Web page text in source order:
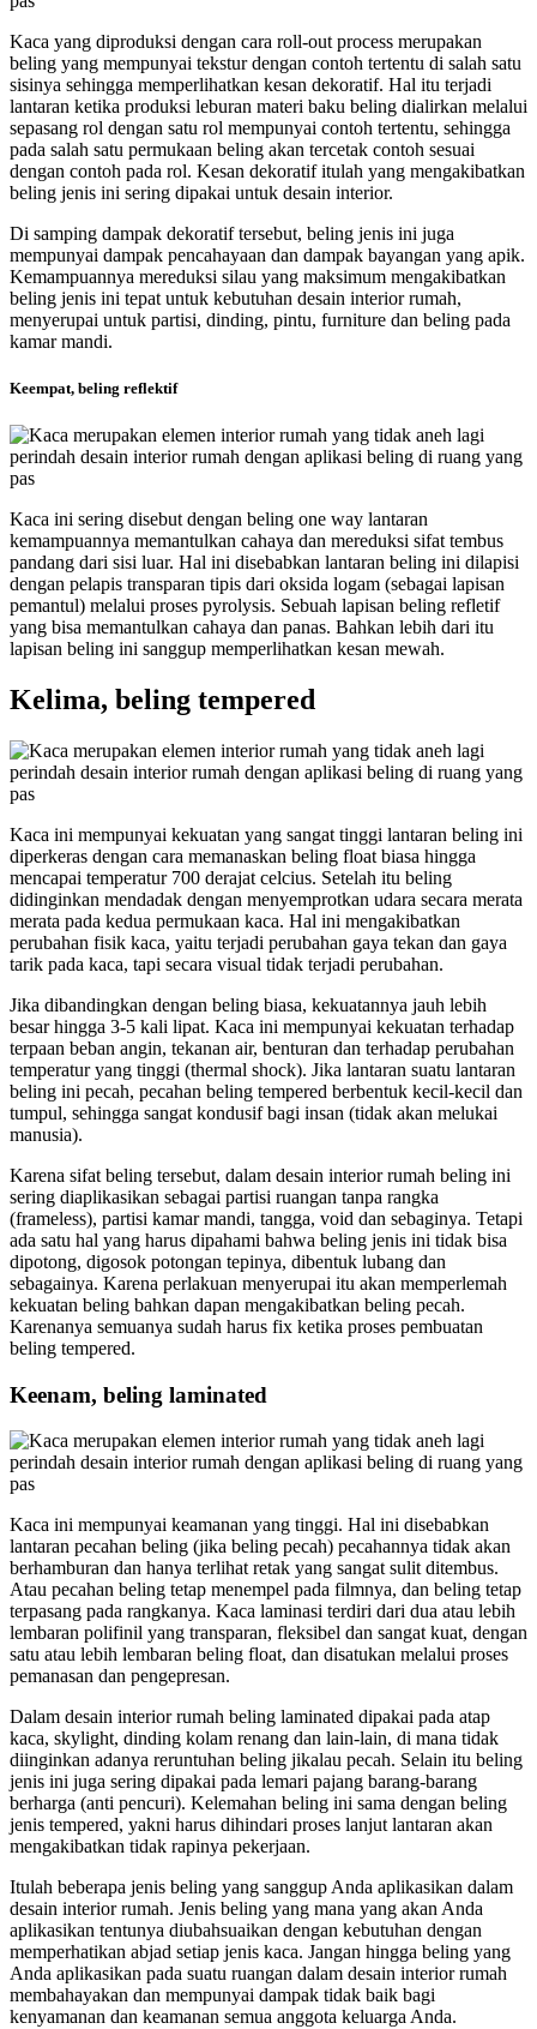
Kaca yang diproduksi dengan cara roll-out process merupakan
beling yang mempunyai tekstur dengan contoh tertentu di salah satu
sisinya sehingga memperlihatkan kesan dekoratif. Hal itu terjadi
lantaran ketika produksi leburan materi baku beling dialirkan melalui
sepasang rol dengan satu rol mempunyai contoh tertentu, sehingga
pada salah satu permukaan beling akan tercetak contoh sesuai
dengan contoh pada rol. Kesan dekoratif itulah yang mengakibatkan
beling jenis ini sering dipakai untuk desain interior.
Di samping dampak dekoratif tersebut, beling jenis ini juga
mempunyai dampak pencahayaan dan dampak bayangan yang apik.
Kemampuannya mereduksi silau yang maksimum mengakibatkan
beling jenis ini tepat untuk kebutuhan desain interior rumah,
menyerupai untuk partisi, dinding, pintu, furniture dan beling pada
kamar mandi.
Keempat, beling reflektif
Kaca ini sering disebut dengan beling one way lantaran
kemampuannya memantulkan cahaya dan mereduksi sifat tembus
pandang dari sisi luar. Hal ini disebabkan lantaran beling ini dilapisi
dengan pelapis transparan tipis dari oksida logam (sebagai lapisan
pemantul) melalui proses pyrolysis. Sebuah lapisan beling refletif
yang bisa memantulkan cahaya dan panas. Bahkan lebih dari itu
lapisan beling ini sanggup memperlihatkan kesan mewah.
Kelima, beling tempered
Kaca ini mempunyai kekuatan yang sangat tinggi lantaran beling ini
diperkeras dengan cara memanaskan beling float biasa hingga
mencapai temperatur 700 derajat celcius. Setelah itu beling
didinginkan mendadak dengan menyemprotkan udara secara merata
merata pada kedua permukaan kaca. Hal ini mengakibatkan
perubahan fisik kaca, yaitu terjadi perubahan gaya tekan dan gaya
tarik pada kaca, tapi secara visual tidak terjadi perubahan.
Jika dibandingkan dengan beling biasa, kekuatannya jauh lebih
besar hingga 3-5 kali lipat. Kaca ini mempunyai kekuatan terhadap
terpaan beban angin, tekanan air, benturan dan terhadap perubahan
temperatur yang tinggi (thermal shock). Jika lantaran suatu lantaran
beling ini pecah, pecahan beling tempered berbentuk kecil-kecil dan
tumpul, sehingga sangat kondusif bagi insan (tidak akan melukai
manusia).
Karena sifat beling tersebut, dalam desain interior rumah beling ini
sering diaplikasikan sebagai partisi ruangan tanpa rangka
(frameless), partisi kamar mandi, tangga, void dan sebaginya. Tetapi
ada satu hal yang harus dipahami bahwa beling jenis ini tidak bisa
dipotong, digosok potongan tepinya, dibentuk lubang dan
sebagainya. Karena perlakuan menyerupai itu akan memperlemah
kekuatan beling bahkan dapan mengakibatkan beling pecah.
Karenanya semuanya sudah harus fix ketika proses pembuatan
beling tempered.
Keenam, beling laminated
Kaca ini mempunyai keamanan yang tinggi. Hal ini disebabkan
lantaran pecahan beling (jika beling pecah) pecahannya tidak akan
berhamburan dan hanya terlihat retak yang sangat sulit ditembus.
Atau pecahan beling tetap menempel pada filmnya, dan beling tetap
terpasang pada rangkanya. Kaca laminasi terdiri dari dua atau lebih
lembaran polifinil yang transparan, fleksibel dan sangat kuat, dengan
satu atau lebih lembaran beling float, dan disatukan melalui proses
pemanasan dan pengepresan.
Dalam desain interior rumah beling laminated dipakai pada atap
kaca, skylight, dinding kolam renang dan lain-lain, di mana tidak
diinginkan adanya reruntuhan beling jikalau pecah. Selain itu beling
jenis ini juga sering dipakai pada lemari pajang barang-barang
berharga (anti pencuri). Kelemahan beling ini sama dengan beling
jenis tempered, yakni harus dihindari proses lanjut lantaran akan
mengakibatkan tidak rapinya pekerjaan.
Itulah beberapa jenis beling yang sanggup Anda aplikasikan dalam
desain interior rumah. Jenis beling yang mana yang akan Anda
aplikasikan tentunya diubahsuaikan dengan kebutuhan dengan
memperhatikan abjad setiap jenis kaca. Jangan hingga beling yang
Anda aplikasikan pada suatu ruangan dalam desain interior rumah
membahayakan dan mempunyai dampak tidak baik bagi
kenyamanan dan keamanan semua anggota keluarga Anda.